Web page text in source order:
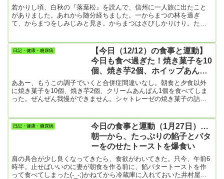
若かりし頃、白秋の『落葉松』を読んで、信州に一人旅に出たこと
がありました。あれから随分経ちました。一からまつの林を過ぎ
て、からまつをしみじみと見き。からまつはさびしかりけり。たび
と、８章まで続きます。白秋は1885 年（ 明治18 年）、福岡県柳川
市の江戸時代から続く商家に生まれました。（1885年～1942年没）
幼少期は病弱だったため、まるでガラス瓶のように簡単にひび割れ
日記・健康・糖尿病
【今日（12/12）の食事と運動】
今日も食べ過ぎた！焼き菓子を10
個、焼き芋2個、ホイップあんぱ
ん1個
ああー、もうこの調子でいくと合併症間違いなし。朝食と夕食以外
に焼き菓子を10個、焼き芋2個、クリームあんぱん1個を食べてしま
った。ぜんぜん我慢ができません。シャトレーゼの焼き菓子の詰め
11個目は思いとどまる事ができたけど。妻が弁当と一緒にホイップ
あんぱんも買ってきてくれていて、これだけは食べずに明日に回そ
うと冷蔵庫に入れて置いたんだけど、結局、夜食べてしまった。も
日記・健康・糖尿病
今日の食事と運動（1月27日）…
朝一から、たっぷりの餡子とバタ
ーをのせたトーストを爆食い
肩の具合が少し良くなってきたら、食欲がわいてきた。只今、午前6
時半。止せばいいのに妻が朝食を作る前に、餡バタートーストを作
って食べてしまった(-_-;)かねてから冷蔵庫に入れておいた井村屋の